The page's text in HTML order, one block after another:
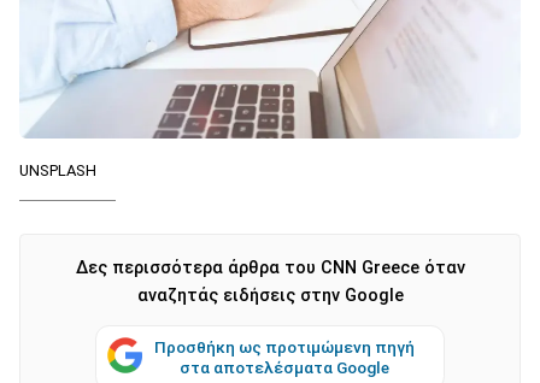
UNSPLASH
Δες περισσότερα άρθρα του CNN Greece όταν
αναζητάς ειδήσεις στην Google
Προσθήκη ως προτιμώμενη πηγή
στα αποτελέσματα Google